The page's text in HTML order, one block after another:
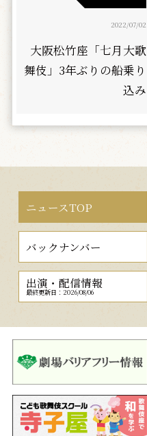
2022/07/02
大阪松竹座「七月大歌
舞伎」3年ぶりの船乗り
込み
ニュースTOP
バックナンバー
出演・配信情報
最終更新日：2026/08/06